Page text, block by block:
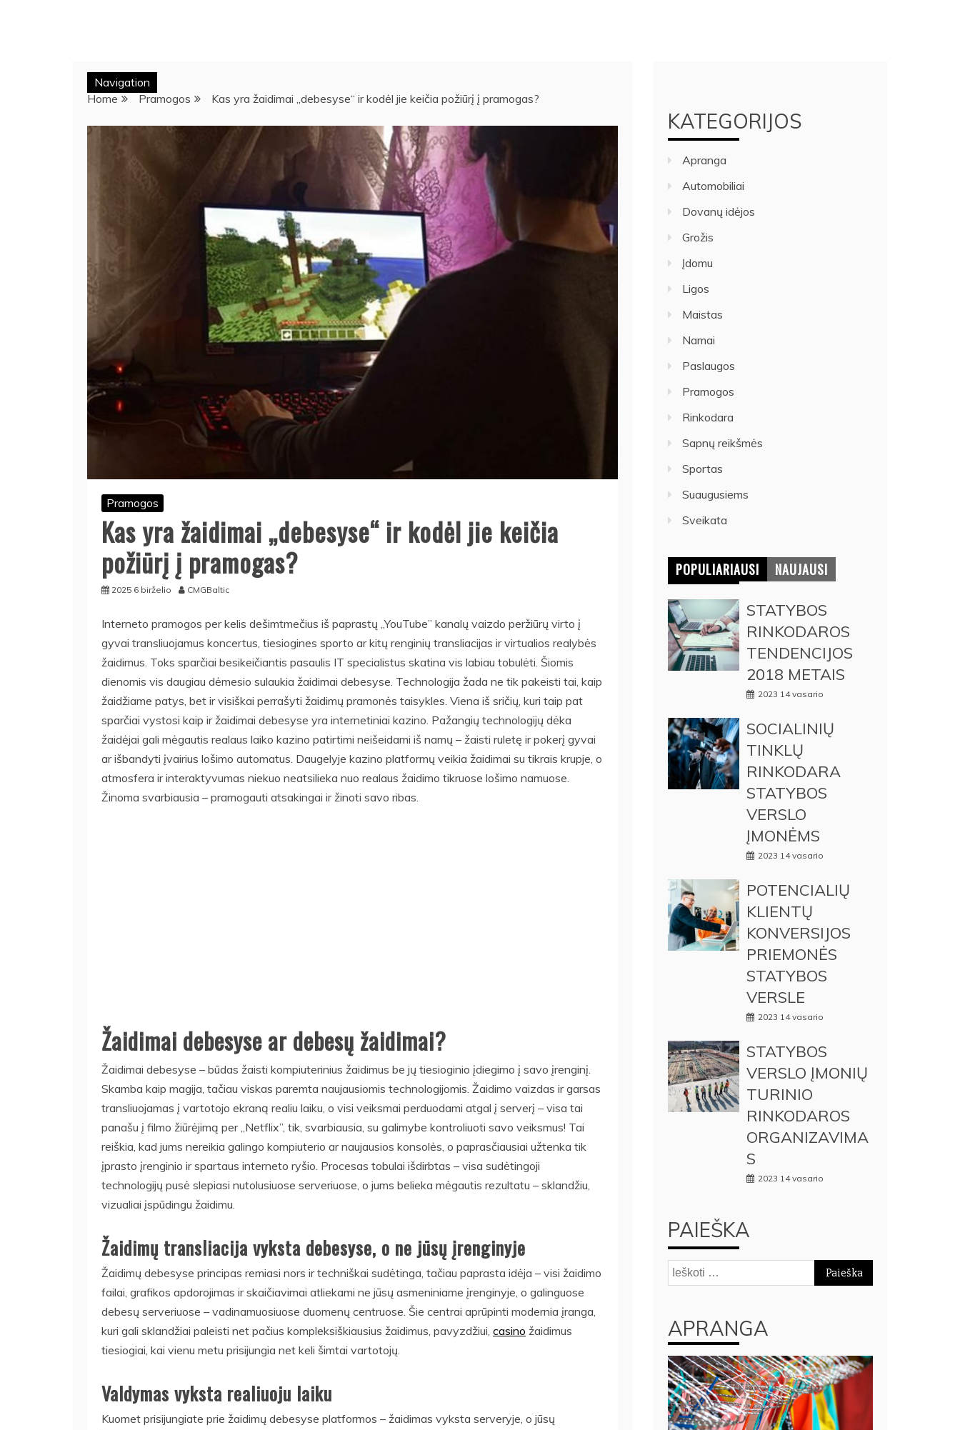
Navigation
Home
Pramogos Kas yra žaidimai „debesyse“ ir kodėl jie keičia požiūrį į pramogas?
Pramogos
Kas yra žaidimai „debesyse“ ir kodėl jie keičia
požiūrį į pramogas?
2025 6 birželio CMGBaltic
Interneto pramogos per kelis dešimtmečius iš paprastų „YouTube” kanalų vaizdo peržiūrų virto į
gyvai transliuojamus koncertus, tiesiogines sporto ar kitų renginių transliacijas ir virtualios realybės
žaidimus. Toks sparčiai besikeičiantis pasaulis IT specialistus skatina vis labiau tobulėti. Šiomis
dienomis vis daugiau dėmesio sulaukia žaidimai debesyse. Technologija žada ne tik pakeisti tai, kaip
žaidžiame patys, bet ir visiškai perrašyti žaidimų pramonės taisykles. Viena iš sričių, kuri taip pat
sparčiai vystosi kaip ir žaidimai debesyse yra internetiniai kazino. Pažangių technologijų dėka
žaidėjai gali mėgautis realaus laiko kazino patirtimi neišeidami iš namų – žaisti ruletę ir pokerį gyvai
ar išbandyti įvairius lošimo automatus. Daugelyje kazino platformų veikia žaidimai su tikrais krupje, o
atmosfera ir interaktyvumas niekuo neatsilieka nuo realaus žaidimo tikruose lošimo namuose.
Žinoma svarbiausia – pramogauti atsakingai ir žinoti savo ribas.
Žaidimai debesyse ar debesų žaidimai?
Žaidimai debesyse – būdas žaisti kompiuterinius žaidimus be jų tiesioginio įdiegimo į savo įrenginį.
Skamba kaip magija, tačiau viskas paremta naujausiomis technologijomis. Žaidimo vaizdas ir garsas
transliuojamas į vartotojo ekraną realiu laiku, o visi veiksmai perduodami atgal į serverį – visa tai
panašu į filmo žiūrėjimą per „Netflix”, tik, svarbiausia, su galimybe kontroliuoti savo veiksmus! Tai
reiškia, kad jums nereikia galingo kompiuterio ar naujausios konsolės, o paprasčiausiai užtenka tik
įprasto įrenginio ir spartaus interneto ryšio. Procesas tobulai išdirbtas – visa sudėtingoji
technologijų pusė slepiasi nutolusiuose serveriuose, o jums belieka mėgautis rezultatu – sklandžiu,
vizualiai įspūdingu žaidimu.
Žaidimų transliacija vyksta debesyse, o ne jūsų įrenginyje
Žaidimų debesyse principas remiasi nors ir techniškai sudėtinga, tačiau paprasta idėja – visi žaidimo
failai, grafikos apdorojimas ir skaičiavimai atliekami ne jūsų asmeniniame įrenginyje, o galinguose
debesų serveriuose – vadinamuosiuose duomenų centruose. Šie centrai aprūpinti modernia įranga,
kuri gali sklandžiai paleisti net pačius kompleksiškiausius žaidimus, pavyzdžiui, casino žaidimus
tiesiogiai, kai vienu metu prisijungia net keli šimtai vartotojų.
Valdymas vyksta realiuoju laiku
Kuomet prisijungiate prie žaidimų debesyse platformos – žaidimas vyksta serveryje, o jūsų
KATEGORIJOS
Apranga
Automobiliai
Dovanų idėjos
Grožis
Įdomu
Ligos
Maistas
Namai
Paslaugos
Pramogos
Rinkodara
Sapnų reikšmės
Sportas
Suaugusiems
Sveikata
POPULIARIAUSI NAUJAUSI
STATYBOS
RINKODAROS
TENDENCIJOS
2018 METAIS
2023 14 vasario
SOCIALINIŲ
TINKLŲ
RINKODARA
STATYBOS
VERSLO
ĮMONĖMS
2023 14 vasario
POTENCIALIŲ
KLIENTŲ
KONVERSIJOS
PRIEMONĖS
STATYBOS
VERSLE
2023 14 vasario
STATYBOS
VERSLO ĮMONIŲ
TURINIO
RINKODAROS
ORGANIZAVIMA
S
2023 14 vasario
PAIEŠKA
Ieškoti:
APRANGA